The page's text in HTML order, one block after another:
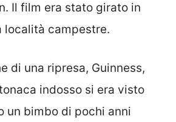
Il film era stato girato in
località campestre.
di una ripresa, Guinness,
indosso si era visto
un bimbo di pochi anni